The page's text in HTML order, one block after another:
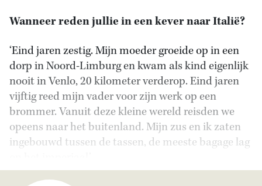
Wanneer reden jullie in een kever naar Italië?
‘Eind jaren zestig. Mijn moeder groeide op in een
dorp in Noord-Limburg en kwam als kind eigenlijk
nooit in Venlo, 20 kilometer verderop. Eind jaren
vijftig reed mijn vader voor zijn werk op een
brommer. Vanuit deze kleine wereld reisden we
opeens naar het buitenland.Mijn zus en ik zaten
ingebouwd tussen de tassen, de meeste bagage lag